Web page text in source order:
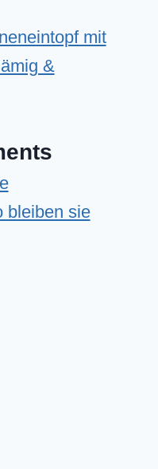
mit
&
bleiben sie